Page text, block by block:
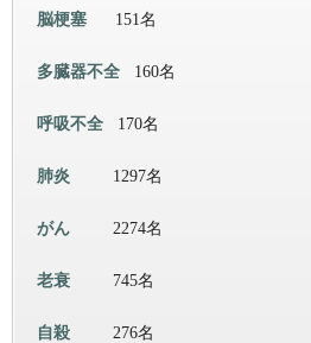
脳梗塞 151名
多臓器不全 160名
呼吸不全 170名
肺炎 1297名
がん 2274名
老衰 745名
自殺 276名